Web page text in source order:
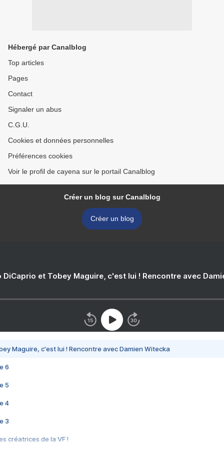
Hébergé par Canalblog
Top articles
Pages
Contact
Signaler un abus
C.G.U.
Cookies et données personnelles
Préférences cookies
Voir le profil de cayena sur le portail Canalblog
Créer un blog sur Canalblog
Créer un blog
DiCaprio et Tobey Maguire, c'est lui ! Rencontre avec
Maguire, c'est lui ! Rencontre avec Damien Witecka
6
5
4
3
créatrices de la VF !